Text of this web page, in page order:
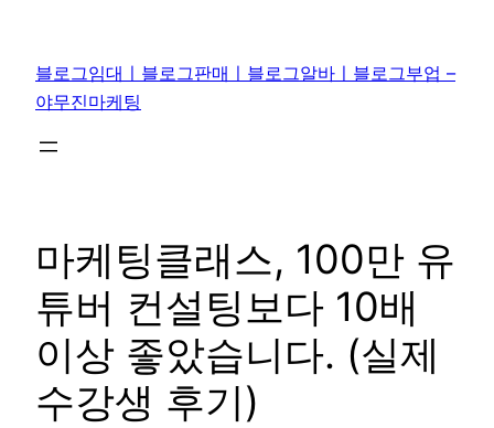
블로그임대ㅣ블로그판매ㅣ블로그알바ㅣ블로그부업 –
야무진마케팅
마케팅클래스, 100만 유
튜버 컨설팅보다 10배
이상 좋았습니다. (실제
수강생 후기)